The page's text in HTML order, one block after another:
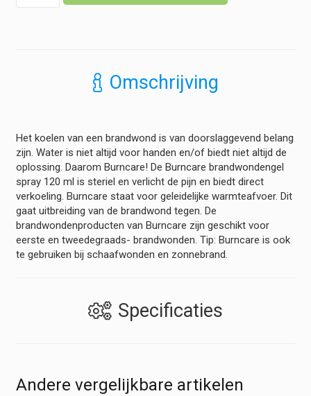
Omschrijving
Het koelen van een brandwond is van doorslaggevend belang
zijn. Water is niet altijd voor handen en/of biedt niet altijd de
oplossing. Daarom Burncare! De Burncare brandwondengel
spray 120 ml is steriel en verlicht de pijn en biedt direct
verkoeling. Burncare staat voor geleidelijke warmteafvoer. Dit
gaat uitbreiding van de brandwond tegen. De
brandwondenproducten van Burncare zijn geschikt voor
eerste en tweedegraads- brandwonden. Tip: Burncare is ook
te gebruiken bij schaafwonden en zonnebrand.
Specificaties
Andere vergelijkbare artikelen